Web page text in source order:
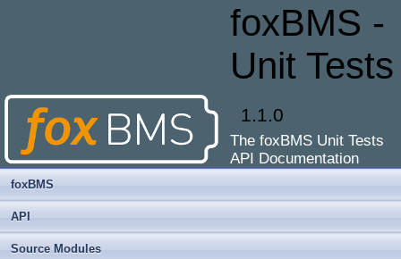
foxBMS -
Unit Tests
1.1.0
The foxBMS Unit Tests
API Documentation
foxBMS
API
Source Modules
► ltc_defs.h
► ltc_mic.c
► ltc_mic_dma.c
►
ltc_mic_dma_cfg.c
main.c